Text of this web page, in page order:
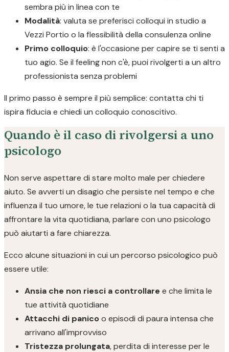
sembra più in linea con te
Modalità: valuta se preferisci colloqui in studio a
Vezzi Portio o la flessibilità della consulenza online
Primo colloquio: è l'occasione per capire se ti senti a
tuo agio. Se il feeling non c'è, puoi rivolgerti a un altro
professionista senza problemi
Il primo passo è sempre il più semplice: contatta chi ti
ispira fiducia e chiedi un colloquio conoscitivo.
Quando è il caso di rivolgersi a uno
psicologo
Non serve aspettare di stare molto male per chiedere
aiuto. Se avverti un disagio che persiste nel tempo e che
influenza il tuo umore, le tue relazioni o la tua capacità di
affrontare la vita quotidiana, parlare con uno psicologo
può aiutarti a fare chiarezza.
Ecco alcune situazioni in cui un percorso psicologico può
essere utile:
Ansia che non riesci a controllare e che limita le
tue attività quotidiane
Attacchi di panicoo episodi di paura intensa che
arrivano all'improvviso
Tristezza prolungata, perdita di interesse per le